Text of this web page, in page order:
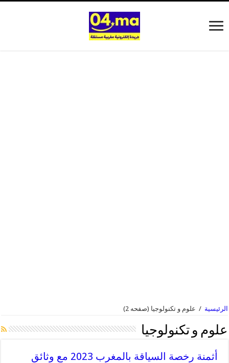
الرئيسية / علوم و تكنولوجيا (صفحه 2)
علوم و تكنولوجيا
أثمنة رخصة السياقة بالمغرب 2023 مع وثائق